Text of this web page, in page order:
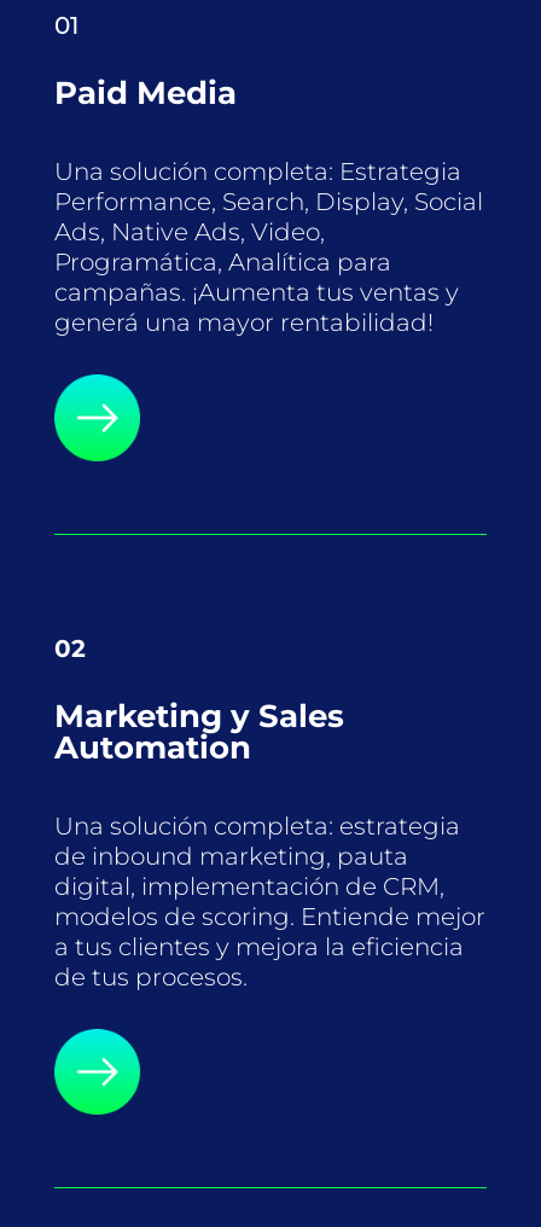
01
Paid Media
Una solución completa: Estrategia
Performance, Search, Display, Social
Ads, Native Ads, Video,
Programática, Analítica para
campañas. ¡Aumenta tus ventas y
generá una mayor rentabilidad!
02
Marketing y Sales
Automation
Una solución completa: estrategia
de inbound marketing, pauta
digital, implementación de CRM,
modelos de scoring. Entiende mejor
a tus clientes y mejora la eficiencia
de tus procesos.